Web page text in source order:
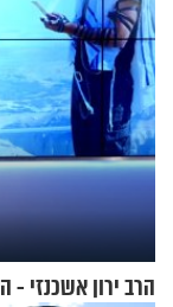
הרב ירון אשכנזי -